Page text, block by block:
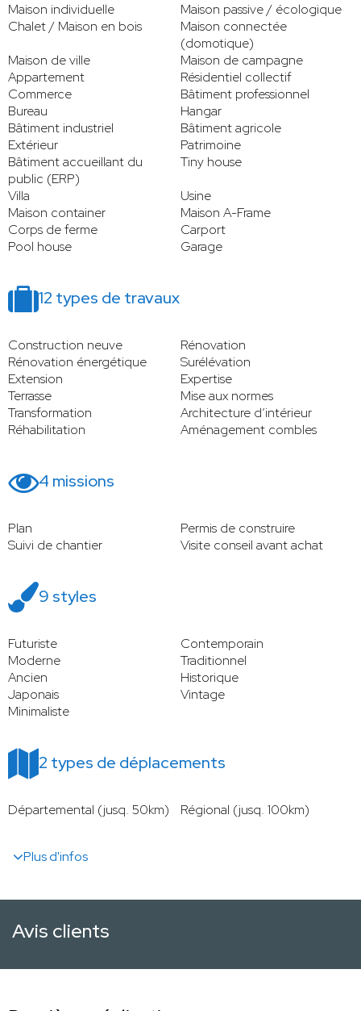
Maison individuelle
Maison passive / écologique
Chalet / Maison en bois
Maison connectée
(domotique)
Maison de ville
Maison de campagne
Appartement
Résidentiel collectif
Commerce
Bâtiment professionnel
Bureau
Hangar
Bâtiment industriel
Bâtiment agricole
Extérieur
Patrimoine
Bâtiment accueillant du
public (ERP)
Tiny house
Villa
Usine
Maison container
Maison A-Frame
Corps de ferme
Carport
Pool house
Garage
12 types de travaux
Construction neuve
Rénovation
Rénovation énergétique
Surélévation
Extension
Expertise
Terrasse
Mise aux normes
Transformation
Architecture d’intérieur
Réhabilitation
Aménagement combles
4 missions
Plan
Permis de construire
Suivi de chantier
Visite conseil avant achat
9 styles
Futuriste
Contemporain
Moderne
Traditionnel
Ancien
Historique
Japonais
Vintage
Minimaliste
2 types de déplacements
Départemental (jusq. 50km) Régional (jusq. 100km)
Plus d'infos
Avis clients